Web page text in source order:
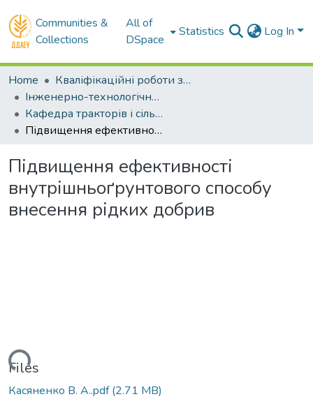
Communities &
Collections
All of
DSpace
Statistics Log In
Home
Кваліфікаційні роботи здобувачів вищої освіти
Інженерно-технологічний факультет
Кафедра тракторів і сільськогосподарських машин . Магістри
Підвищення ефективності внутрішньоґрунтового способу внесення рідких добрив
Підвищення ефективності
внутрішньоґрунтового способу
внесення рідких добрив
Files
Касяненко В. А..pdf(2.71 MB)